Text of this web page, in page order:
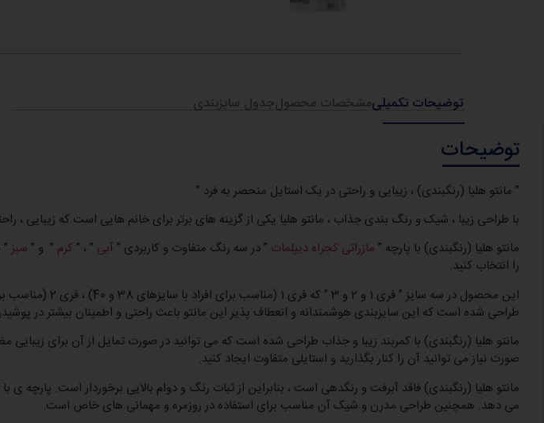
توضیحات تکمیلیمشخصات محصولجدول سایزبندی
توضیحات
” مانتو هلیا (رنگبندی) ، زیبایی و راحتی در یک استایل منحصر به فرد ”
با طراحی زیبا ، شیک و رنگ بندی جذاب ، مانتو هلیا یکی از گزینه های برتر برای خانم هایی است که زیبایی ،
مانتو هلیا (رنگبندی) با پارچه ” مازراتی کجراه دیپلمات ” در سه رنگ متفاوت و کاربردی ” آبی ” ، ” کرم ” و ” سبز
را انتخاب کنید.
طراحی شده است که این سایزبندی هوشمندانه و انعطاف پذیر این مانتو باعث راحتی و اطمینان بیشتر در
مانتو هلیا (رنگبندی) با کمربند زیبا و جذاب طراحی شده است که می توانید در صورت تمایل از آن برای زیبایی
صورت نیاز می توانید آن را کنار بگذارید و استایلی متفاوت ایجاد کنید.
مانتو هلیا (رنگبندی) فاقد آبرفت و رنگدهی است ، بنابراین از ثبات رنگ و دوام بالایی برخوردار است.
می دهد. همچنین طراحی مدرن و شیک آن مناسب برای استفاده در روزمره و مهمانی های خاص است.